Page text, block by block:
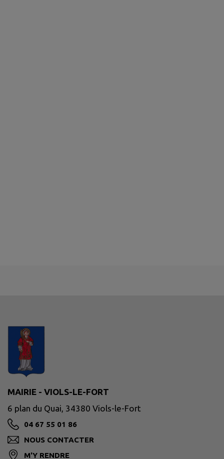
MAIRIE - VIOLS-LE-FORT
6 plan du Quai, 34380 Viols-le-Fort
04 67 55 01 86
NOUS CONTACTER
M'Y RENDRE